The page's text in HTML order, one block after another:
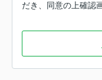
だき、同意の上確認